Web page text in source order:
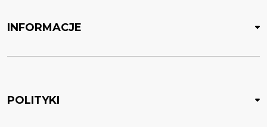
INFORMACJE
POLITYKI